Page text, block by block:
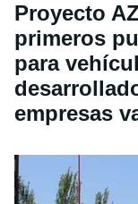
Proyecto
primeros
para
empresas